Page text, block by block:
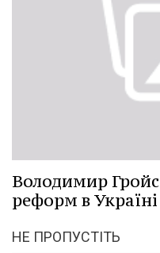
Володимир
реформ в Україні
НЕ ПРОПУСТІТЬ